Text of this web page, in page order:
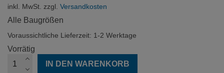
inkl. MwSt. zzgl. Versandkosten
Alle Baugrößen
Voraussichtliche Lieferzeit: 1-2 Werktage
Vorrätig
NOCH
61133
IN DEN WARENKORB